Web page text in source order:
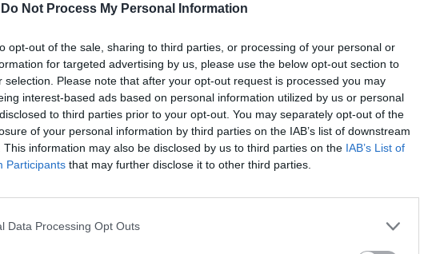
Do Not Process My Personal Information
opt-out of the sale, sharing to third parties, or processing of your personal or
for targeted advertising by us, please use the below opt-out section to
selection. Please note that after your opt-out request is processed you may
interest-based ads based on personal information utilized by us or personal
to third parties prior to your opt-out. You may separately opt-out of the
of your personal information by third parties on the IAB’s list of downstream
This information may also be disclosed by us to third parties on the IAB’s List of
Participants that may further disclose it to other third parties.
Data Processing Opt Outs
em História pela Faculdade de Ciências
onde também se pós-graduou em História
de Beja, é militante do PS desde 1991 e,
socialista eleito pelo círculo de Beja, além de
de 1998 a 2000.
da Câmara de Beja, onde lidera um
da CDU e um da coligação Beja Consegue,